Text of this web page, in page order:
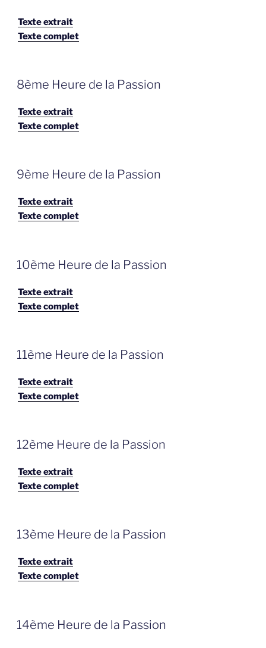
Texte extrait
Texte complet
GEPLAATST
OP
8ème Heure de la Passion
Texte extrait
Texte complet
GEPLAATST
OP
9ème Heure de la Passion
Texte extrait
Texte complet
GEPLAATST
OP
10ème Heure de la Passion
Texte extrait
Texte complet
GEPLAATST
OP
11ème Heure de la Passion
Texte extrait
Texte complet
GEPLAATST
OP
12ème Heure de la Passion
Texte extrait
Texte complet
GEPLAATST
OP
13ème Heure de la Passion
Texte extrait
Texte complet
GEPLAATST
OP
14ème Heure de la Passion